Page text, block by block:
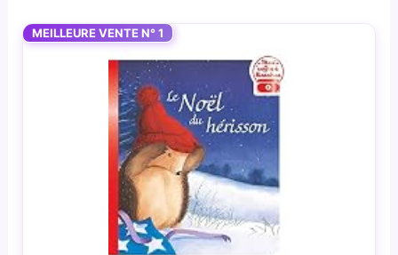
MEILLEURE VENTE N° 1